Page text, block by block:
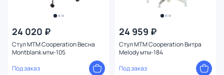
24 020 ₽
Стул MTM Cooperation Весна
Montblank мтм-105
Под заказ
24 959 ₽
Стул MTM Cooperation Витра
Melody мтм-184
Под заказ